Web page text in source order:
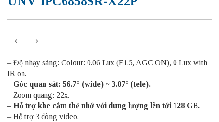
– Độ nhạy sáng: Colour: 0.06 Lux (F1.5, AGC ON), 0 Lux with
IR on.
– Góc quan sát: 56.7° (wide) ~ 3.07° (tele).
– Zoom quang: 22x.
– Hỗ trợ khe cắm thẻ nhớ với dung lượng lên tới 128 GB.
– Hỗ trợ 3 dòng video.